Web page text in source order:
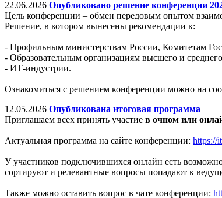
22.06.2026 Опубликовано решение конференции
Цель конференции – обмен передовым опытом
Решение, в котором вынесены рекомендации к:
- Профильным министерствам России, Комитетам
- Образовательным организациям высшего и
- ИТ-индустрии.
Ознакомиться с решением конференции можно на
12.05.2026 Опубликована итоговая программа
Приглашаем всех принять участие в очном или
Актуальная программа на сайте конференции: https://
У участников подключившихся онлайн есть
сортируют и релевантные вопросы попадают к
Также можно оставить вопрос в чате конференции: